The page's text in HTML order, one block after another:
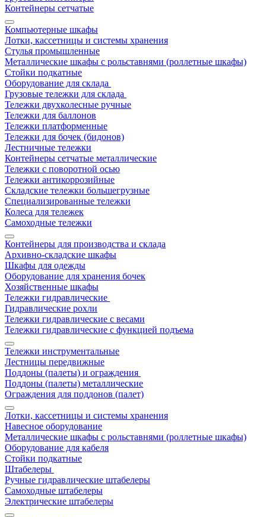
Контейнеры сетчатые
Компьютерные шкафы
Лотки, кассетницы и системы хранения
Стулья промышленные
Металлические шкафы с рольставнями (роллетные шкафы)
Стойки подкатные
Оборудование для склада
Грузовые тележки для склада
Тележки двухколесные ручные
Тележки для баллонов
Тележки платформенные
Тележки для бочек (бидонов)
Лестничные тележки
Контейнеры сетчатые металлические
Тележки с поворотной осью
Тележки антикоррозийные
Складские тележки большегрузные
Специализированные тележки
Колеса для тележек
Самоходные тележки
Контейнеры для производства и склада
Архивно-складские шкафы
Шкафы для одежды
Оборудование для хранения бочек
Хозяйственные шкафы
Тележки гидравлические
Гидравлические рохли
Тележки гидравлические с весами
Тележки гидравлические с функцией подъема
Тележки инструментальные
Лестницы передвижные
Поддоны (палеты) и ограждения
Поддоны (палеты) металлические
Ограждения для поддонов (палет)
Лотки, кассетницы и системы хранения
Навесное оборудование
Металлические шкафы с рольставнями (роллетные шкафы)
Оборудование для кабеля
Стойки подкатные
Штабелеры
Ручные гидравлические штабелеры
Самоходные штабелеры
Электрические штабелеры